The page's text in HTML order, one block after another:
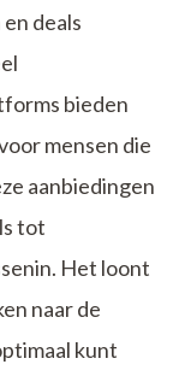
deals
bieden
mensen die
aanbiedingen
tot
Het loont
naar de
kunt